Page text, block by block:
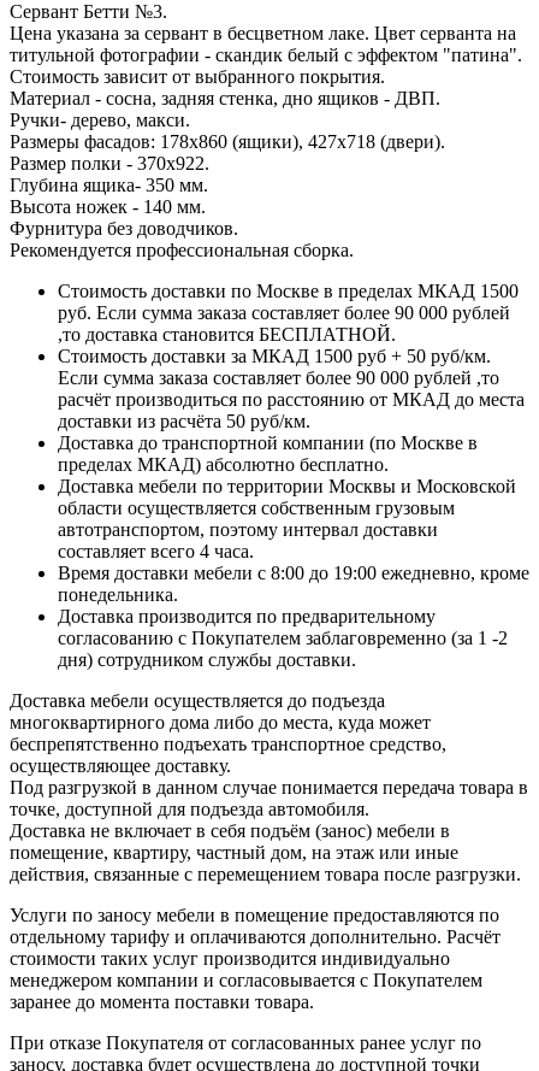
Сервант Бетти №3.
Цена указана за сервант в бесцветном лаке. Цвет серванта на
титульной фотографии - скандик белый с эффектом "патина".
Стоимость зависит от выбранного покрытия.
Материал - сосна, задняя стенка, дно ящиков - ДВП.
Ручки- дерево, макси.
Размеры фасадов: 178х860 (ящики), 427х718 (двери).
Размер полки - 370х922.
Глубина ящика- 350 мм.
Высота ножек - 140 мм.
Фурнитура без доводчиков.
Рекомендуется профессиональная сборка.
Стоимость доставки по Москве в пределах МКАД 1500
руб. Если сумма заказа составляет более 90 000 рублей
,то доставка становится БЕСПЛАТНОЙ.
Стоимость доставки за МКАД 1500 руб + 50 руб/км.
Если сумма заказа составляет более 90 000 рублей ,то
расчёт производиться по расстоянию от МКАД до места
доставки из расчёта 50 руб/км.
Доставка до транспортной компании (по Москве в
пределах МКАД) абсолютно бесплатно.
Доставка мебели по территории Москвы и Московской
области осуществляется собственным грузовым
автотранспортом, поэтому интервал доставки
составляет всего 4 часа.
Время доставки мебели с 8:00 до 19:00 ежедневно, кроме
понедельника.
Доставка производится по предварительному
согласованию с Покупателем заблаговременно (за 1 -2
дня) сотрудником службы доставки.
Доставка мебели осуществляется до подъезда
многоквартирного дома либо до места, куда может
беспрепятственно подъехать транспортное средство,
осуществляющее доставку.
Под разгрузкой в данном случае понимается передача товара в
точке, доступной для подъезда автомобиля.
Доставка не включает в себя подъём (занос) мебели в
помещение, квартиру, частный дом, на этаж или иные
действия, связанные с перемещением товара после разгрузки.
Услуги по заносу мебели в помещение предоставляются по
отдельному тарифу и оплачиваются дополнительно. Расчёт
стоимости таких услуг производится индивидуально
менеджером компании и согласовывается с Покупателем
заранее до момента поставки товара.
При отказе Покупателя от согласованных ранее услуг по
заносу, доставка будет осуществлена до доступной точки